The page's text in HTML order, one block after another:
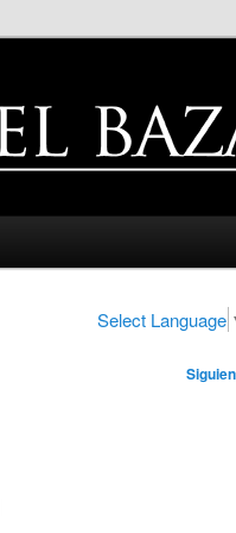
Select Language